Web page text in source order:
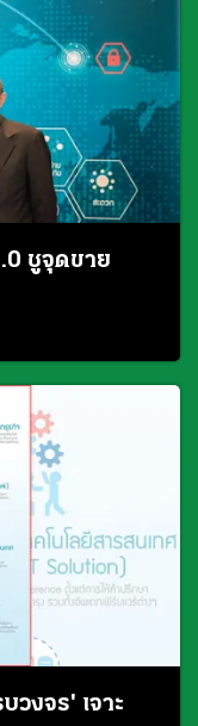
ชูจุดขาย
วงจร' เจาะ